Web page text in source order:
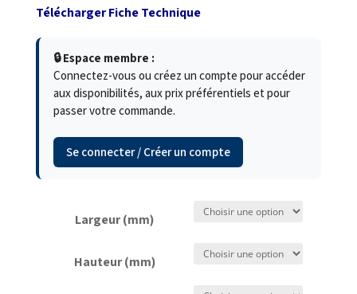
Télécharger Fiche Technique
🔒 Espace membre :
Connectez-vous ou créez un compte pour accéder
aux disponibilités, aux prix préférentiels et pour
passer votre commande.
Se connecter / Créer un compte
Largeur (mm)
Hauteur (mm)